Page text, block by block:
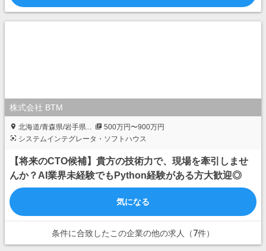
株式会社 BTM
北海道/青森県/岩手県...
500万円〜900万円
システムインテグレータ・ソフトハウス
【将来のCTO候補】貴方の技術力で、現場を牽引しませ
んか？AI業界未経験でもPython経験がある方大歓迎◎
気になる
条件に合致したこの企業の他の求人（7件）